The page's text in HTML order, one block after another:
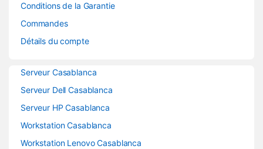
Conditions de la Garantie
Commandes
Détails du compte
Serveur Casablanca
Serveur Dell Casablanca
Serveur HP Casablanca
Workstation Casablanca
Workstation Lenovo Casablanca